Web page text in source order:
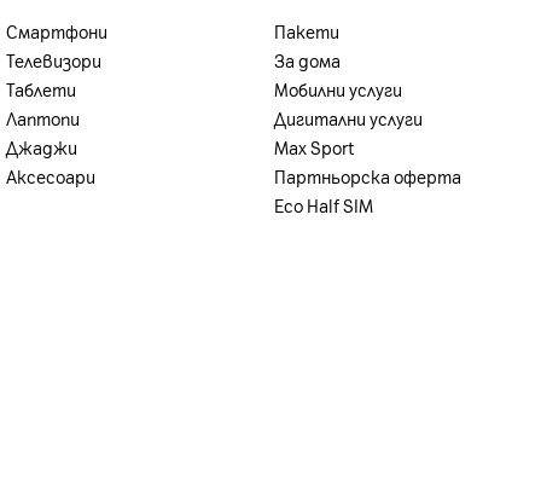
и стойността на предплатения пакет.
Смартфони
Телевизори
Таблети
Лаптопи
Джаджи
Аксесоари
Пакети
За дома
Мобилни услуги
Дигитални услуги
Max Sport
Партньорска оферта
Eco Half SIM